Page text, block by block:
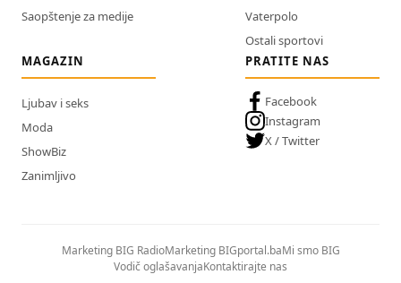
Saopštenje za medije
Vaterpolo
Ostali sportovi
MAGAZIN
Ljubav i seks
Moda
ShowBiz
Zanimljivo
PRATITE NAS
Facebook
Instagram
X / Twitter
Marketing BIG RadioMarketing BIGportal.baMi smo BIG
Vodič oglašavanjaKontaktirajte nas